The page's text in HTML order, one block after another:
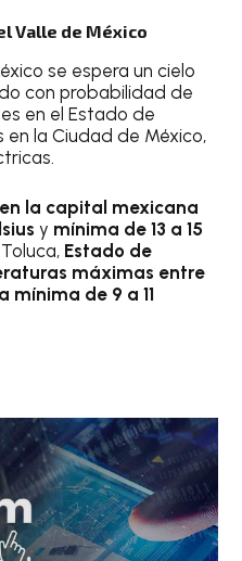
Valle de México
se espera un cielo
con probabilidad de
en el Estado de
la Ciudad de México,
la capital mexicana
y mínima de 13 a 15
Estado de
máximas entre
mínima de 9 a 11